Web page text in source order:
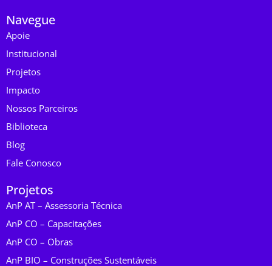
Navegue
Apoie
Institucional
Projetos
Impacto
Nossos Parceiros
Biblioteca
Blog
Fale Conosco
Projetos
AnP AT – Assessoria Técnica
AnP CO – Capacitações
AnP CO – Obras
AnP BIO – Construções Sustentáveis